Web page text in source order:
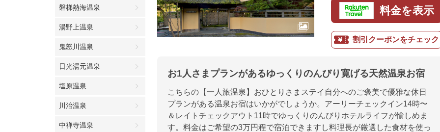
磐梯熱海温泉
湯野上温泉
鬼怒川温泉
日光湯元温泉
塩原温泉
川治温泉
中禅寺温泉
料金を表示
割引クーポンをチェック
お1人さまプランがあるゆっくりのんびり寛げる天然温泉お宿
こちらの【一人旅温泉】おひとりさまステイ自分へのご褒美で優雅な休日
プランがある温泉お宿はいかがでしょうか。アーリーチェックイン14時〜
＆レイトチェックアウト11時でゆっくりのんびりホテルライフが愉しめま
す。料金はご希望の3万円程で宿泊できますし料理長が厳選した食材を使っ